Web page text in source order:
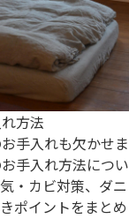
方法
手入れも欠かせま
手入れ方法につい
・カビ対策、ダニ
ポイントをまとめ